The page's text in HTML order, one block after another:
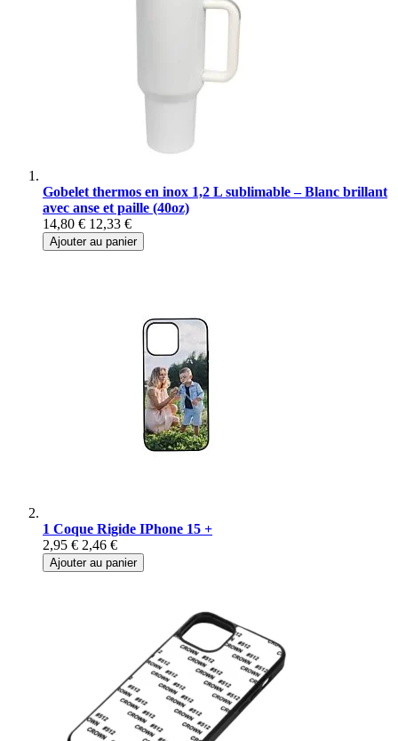
Gobelet thermos en inox 1,2 L sublimable – Blanc brillant
avec anse et paille (40oz)
14,80 € 12,33 €
Ajouter au panier
1 Coque Rigide IPhone 15 +
2,95 € 2,46 €
Ajouter au panier